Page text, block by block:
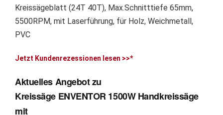
Jetzt Kundenrezessionen lesen >>*
Aktuelles Angebot zu
Kreissäge ENVENTOR 1500W Handkreissäge
mit